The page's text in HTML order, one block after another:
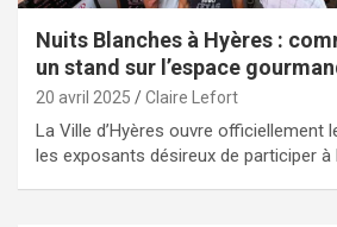
Nuits Blanches à Hyères :
un stand sur l’espace
20 avril 2025 Claire Lefort
La Ville d’Hyères ouvre officiellement
les exposants désireux de participer à